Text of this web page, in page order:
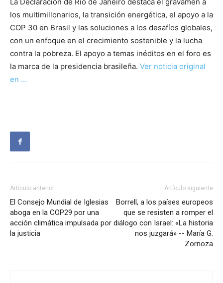
La Declaración de Río de Janeiro destaca el gravamen a
los multimillonarios, la transición energética, el apoyo a la
COP 30 en Brasil y las soluciones a los desafíos globales,
con un enfoque en el crecimiento sostenible y la lucha
contra la pobreza. El apoyo a temas inéditos en el foro es
la marca de la presidencia brasileña. Ver noticia original
en …
Artículo anterior
El Consejo Mundial de Iglesias
aboga en la COP29 por una
acción climática impulsada por
la justicia
Artículo siguiente
Borrell, a los países europeos
que se resisten a romper el
diálogo con Israel: «La historia
nos juzgará» -- María G.
Zornoza